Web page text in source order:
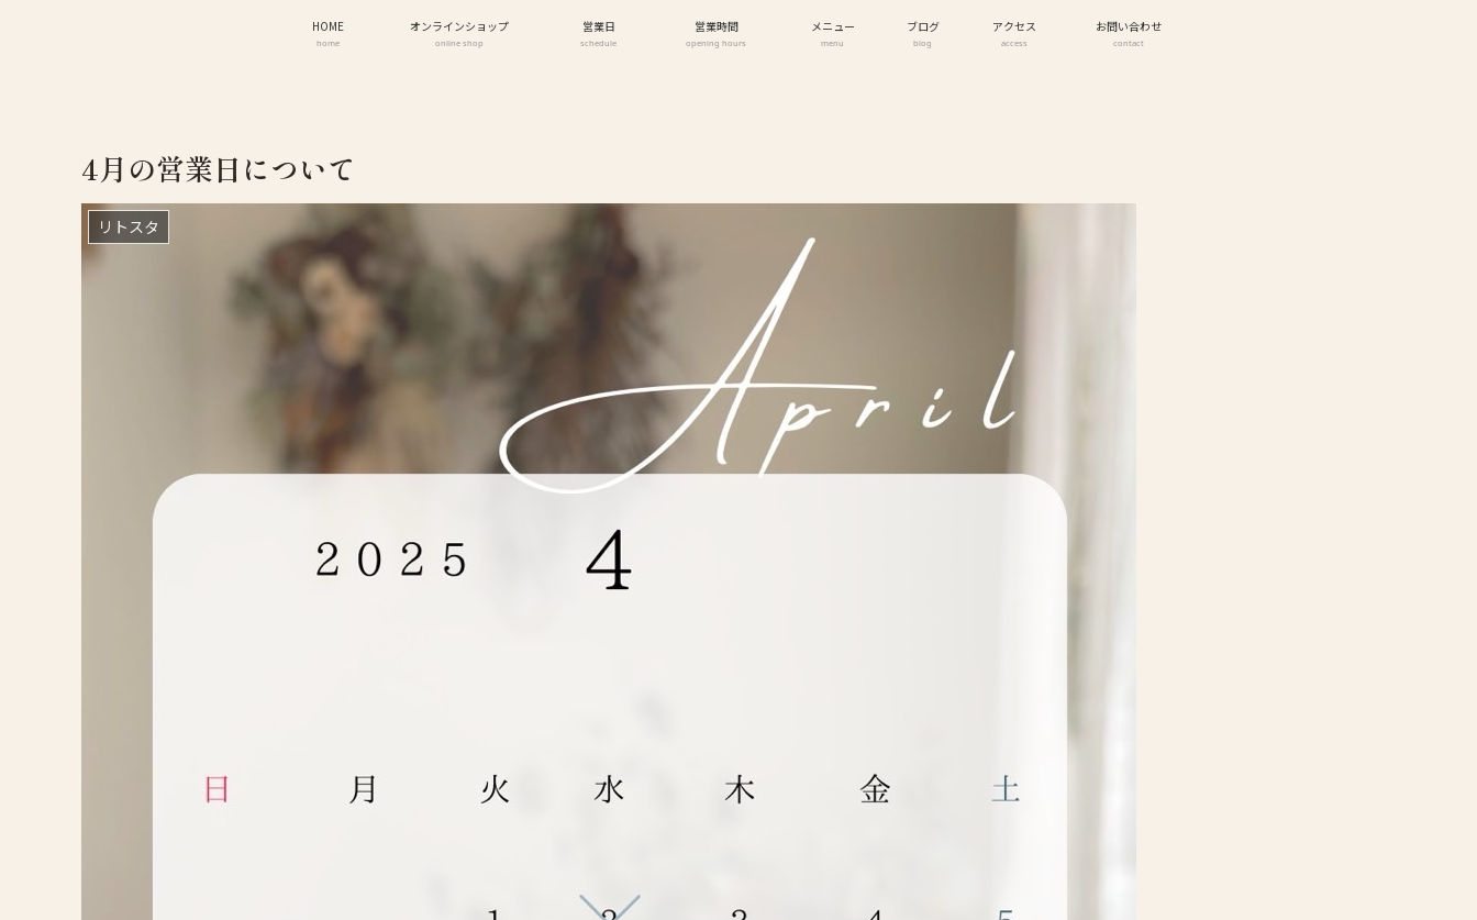
HOME
home
オンラインショップ
online shop
営業日
schedule
営業時間
opening hours
メニュー
menu
ブログ
blog
アクセス
access
お問い合わせ
contact
4月の営業日について
リトスタ